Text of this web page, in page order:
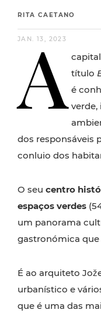
RITA CAETANO
JAN. 13, 2023
A título
é
verde,
dos responsáveis
conluio dos
O seu centro
espaços verdes
um panorama
gastronómica que
É ao arquiteto
urbanístico e
que é uma das